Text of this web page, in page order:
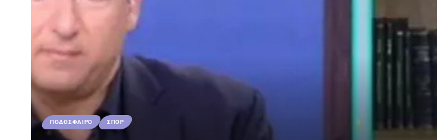
ΠΟΔΟΣΦΑΙΡΟ ΣΠΟΡ